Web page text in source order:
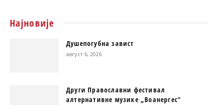
Најновије
Душепогубна завист
август 6, 2026
Други Православни фестивал
алтернативне музике „Воанергес“